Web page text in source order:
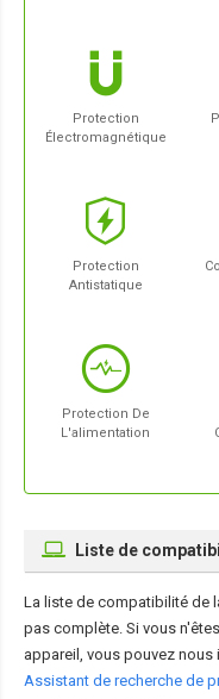
Protection
Électromagnétique
Protection
Antistatique
Protection De
L'alimentation
Liste de
La liste de compatibilité de
pas complète. Si vous
appareil, vous pouvez nous
Assistant de recherche de